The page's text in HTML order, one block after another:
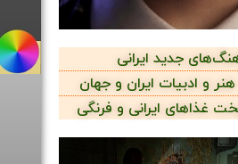
جدید ایرانی
و ادبیات ایران و جهان
غذاهای ایرانی و فرنگی